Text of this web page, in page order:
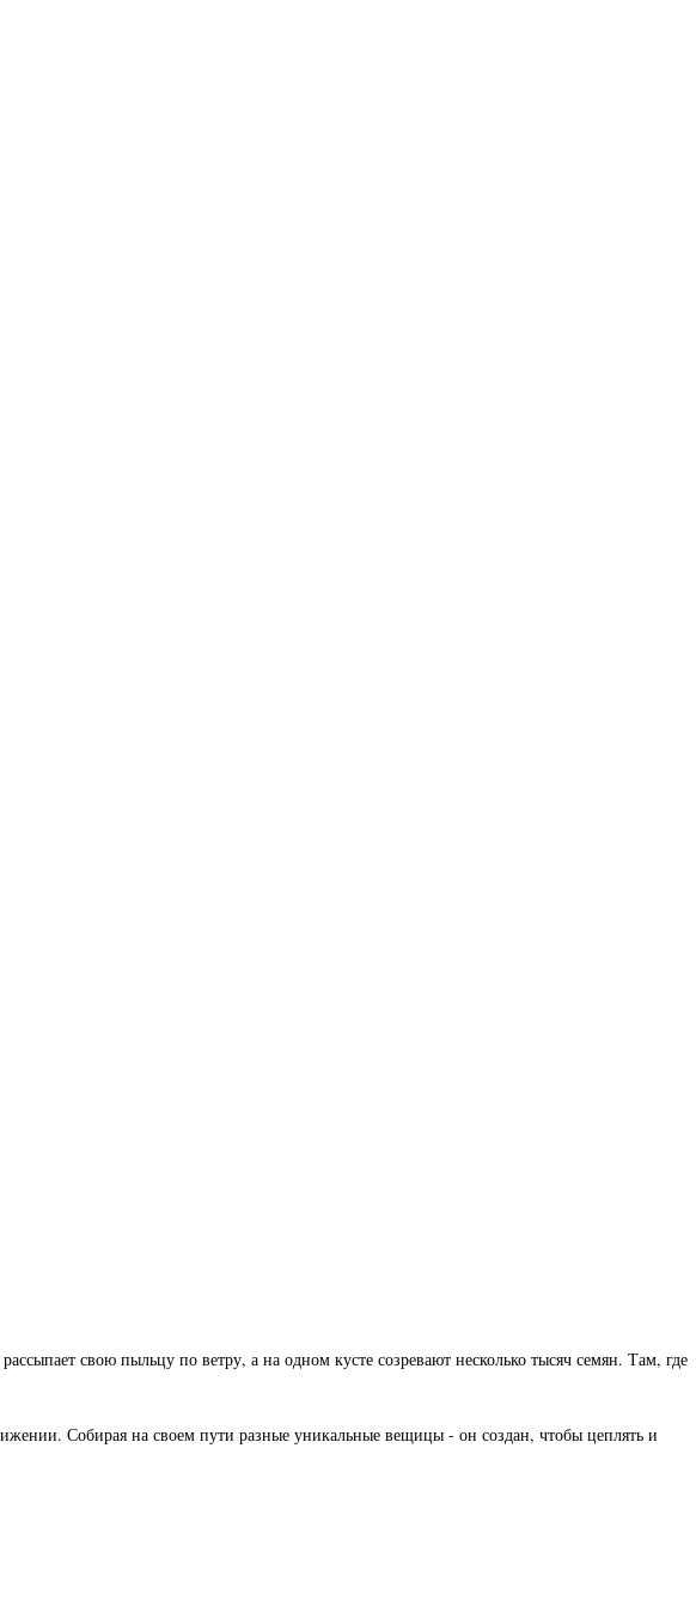
свою пыльцу по ветру, а на одном кусте созревают несколько тысяч семян. Там, где
Собирая на своем пути разные уникальные вещицы - он создан, чтобы цеплять и